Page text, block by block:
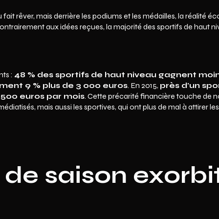
rêver, mais derrière les podiums et les médailles, la réalité
aux idées reçues, la majorité des sportifs de haut
: 48 % des sportifs de haut niveau gagnent
9 % plus de 3 000 euros. En 2015, près d'un
euros par mois. Cette précarité financière touche de
mais aussi les sportives, qui ont plus de mal à attirer
saison